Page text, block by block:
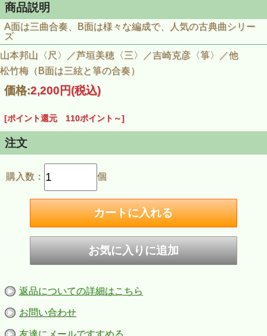
商品説明
A面は三曲合奏、B面は様々な編成で、人気の古典曲シリー
ズ
山本邦山〈尺〉／芦垣美穂〈三〉／吉崎克彦〈箏〉／他
松竹梅（B面は三絃と箏の合奏）
価格:2,200円(税込)
[ポイント還元 110ポイント～]
注文
購入数： 個
返品についての詳細はこちら
お問い合わせ
友達にメールですすめる